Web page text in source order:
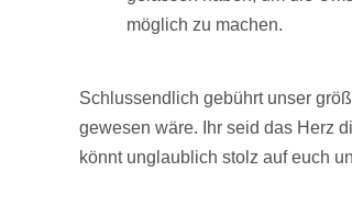
möglich zu machen.
Schlussendlich gebührt unser
gewesen wäre. Ihr seid das Herz
könnt unglaublich stolz auf euch